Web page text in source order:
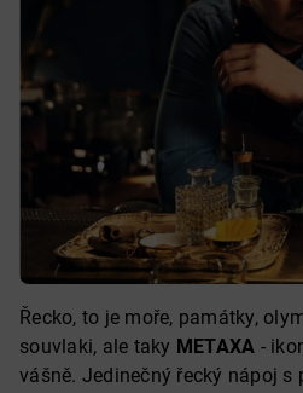
Řecko, to je moře, památky,
souvlaki, ale taky METAXA -
vášně. Jedinečný řecký nápoj s